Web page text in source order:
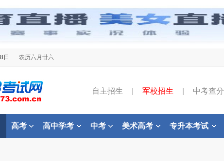
日 农历六月廿六
自主招生 军校招生 中考查分
高考 高中学考 中考 美术高考 专升本考试